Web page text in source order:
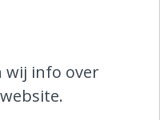
bedoeld om
verandering
wij info over